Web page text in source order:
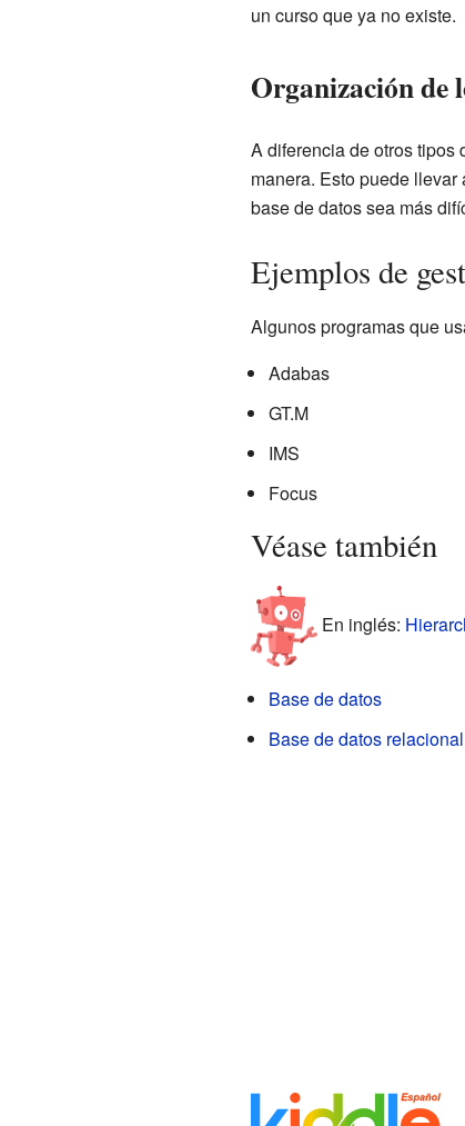
un curso que ya no existe.
Organización de
A diferencia de otros tipos
manera. Esto puede
base de datos sea más
Ejemplos de
Algunos programas que
Adabas
GT.M
IMS
Focus
Véase también
En inglés:
Base de datos
Base de datos relacional